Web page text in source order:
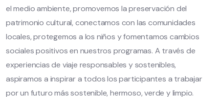
el medio ambiente, promovemos la preservación del
patrimonio cultural, conectamos con las comunidades
locales, protegemos a los niños y fomentamos cambios
sociales positivos en nuestros programas. A través de
experiencias de viaje responsables y sostenibles,
aspiramos a inspirar a todos los participantes a trabajar
por un futuro más sostenible, hermoso, verde y limpio.